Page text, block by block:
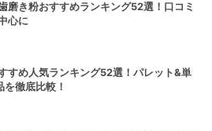
磨き粉おすすめランキング52選！口コミ
心に
すめ人気ランキング52選！パレット&単
徹底比較！